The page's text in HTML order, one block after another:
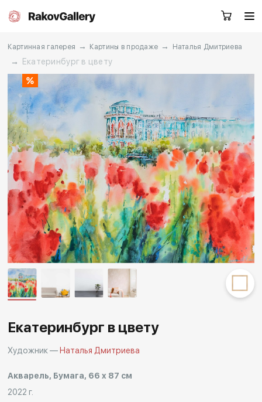
Москва
RU EN CN
Каталог Художники
О нас Услуги
События Контакты
Другие проекты
Rakov
baget
Заказать звонок
Картинная галерея → Картины в продаже → Наталья Дмитриева
→ Екатеринбург в цвету
Екатеринбург в цвету
Художник —Наталья Дмитриева
Акварель, Бумага, 66 x 87 см
2022 г.